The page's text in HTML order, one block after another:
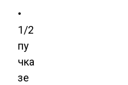
•
1/2
пу
чка
зе